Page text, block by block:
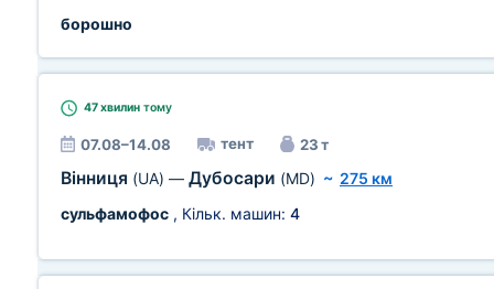
борошно
47 хвилин тому
07.08–14.08 тент 23 т
Вінниця (UA) — Дубосари (MD) ~ 275 км
сульфамофос , Кільк. машин: 4